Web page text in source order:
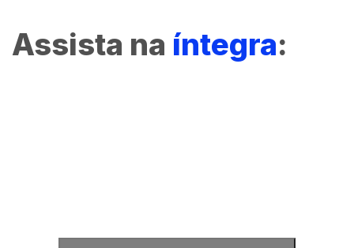
Assista na íntegra: